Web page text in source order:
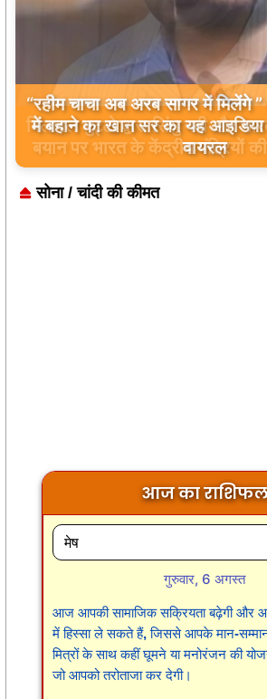
बिलावल भुट्टो द्वारा सिंधु नदी और
बयान पर भारत के केंद्रीय मंत्रियों
सोना / चांदी की कीमत
आज का
गुरुवार, 6 अगस्त
आज आपकी सामाजिक सक्रियता बढ़ेगी और
में हिस्सा ले सकते हैं, जिससे आपके मान-सम्मान
मित्रों के साथ कहीं घूमने या मनोरंजन की
जो आपको तरोताजा कर देगी।